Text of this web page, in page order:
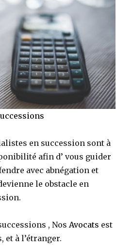
en succession sont à
afin d’ vous guider
avec abnégation et
le obstacle en
, Nos Avocats est
et à l’étranger.